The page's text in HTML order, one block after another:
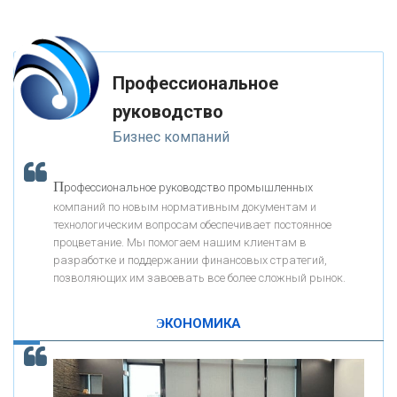
«ФК ОТКРЫТИЕ»
«ЗАПСИБКОМБАНК»
«РОСЕВРОБАНК»
«ПРЕСС-СЛУЖБА ВТБ24»
«АВТОГРАДБАНК»
ОНАС
К ак Система быстрых платежей за пять лет
Профессиональное
руководство
Бизнес компаний
Профессиональное руководство промышленных
компаний по новым нормативным документам и
технологическим вопросам обеспечивает постоянное
процветание. Мы помогаем нашим клиентам в
разработке и поддержании финансовых стратегий,
позволяющих им завоевать все более сложный рынок.
ЭКОНОМИКА